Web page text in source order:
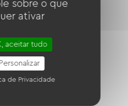
sobre o que
ativar
aceitar tudo
de Privacidade